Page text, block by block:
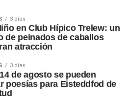
3 días
en Club Hípico Trelew: un
de peinados de caballos
atracción
3 días
de agosto se pueden
poesías para Eisteddfod de